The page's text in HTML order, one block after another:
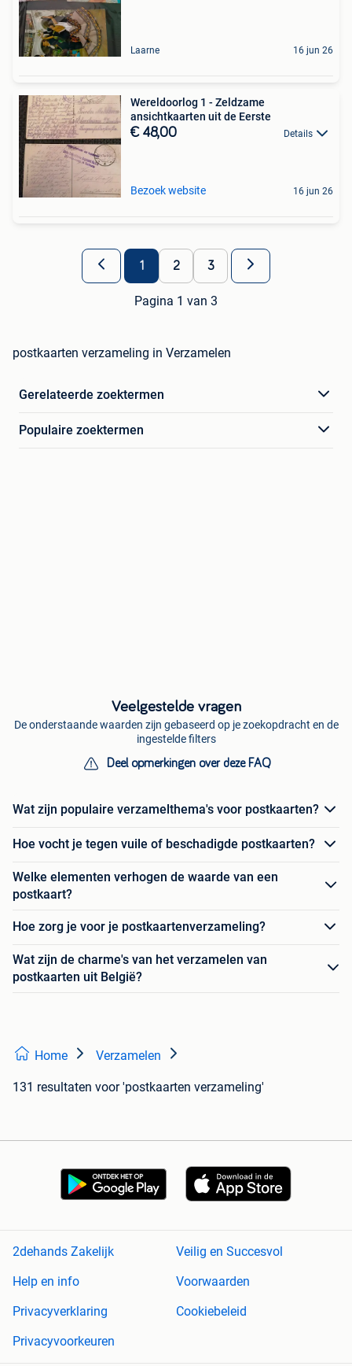
Laarne 16 jun 26
Wereldoorlog 1 - Zeldzame
ansichtkaarten uit de Eerste
€ 48,00 Details
Bezoek website 16 jun 26
1 2 3
Pagina 1 van 3
postkaarten verzameling in Verzamelen
Gerelateerde zoektermen
Populaire zoektermen
Veelgestelde vragen
De onderstaande waarden zijn gebaseerd op je zoekopdracht en de
ingestelde filters
Deel opmerkingen over deze FAQ
Wat zijn populaire verzamelthema's voor postkaarten?
Hoe vocht je tegen vuile of beschadigde postkaarten?
Welke elementen verhogen de waarde van een
postkaart?
Hoe zorg je voor je postkaartenverzameling?
Wat zijn de charme's van het verzamelen van
postkaarten uit België?
Home Verzamelen
131 resultaten voor 'postkaarten verzameling'
2dehands Zakelijk
Veilig en Succesvol
Help en info
Voorwaarden
Privacyverklaring
Cookiebeleid
Privacyvoorkeuren